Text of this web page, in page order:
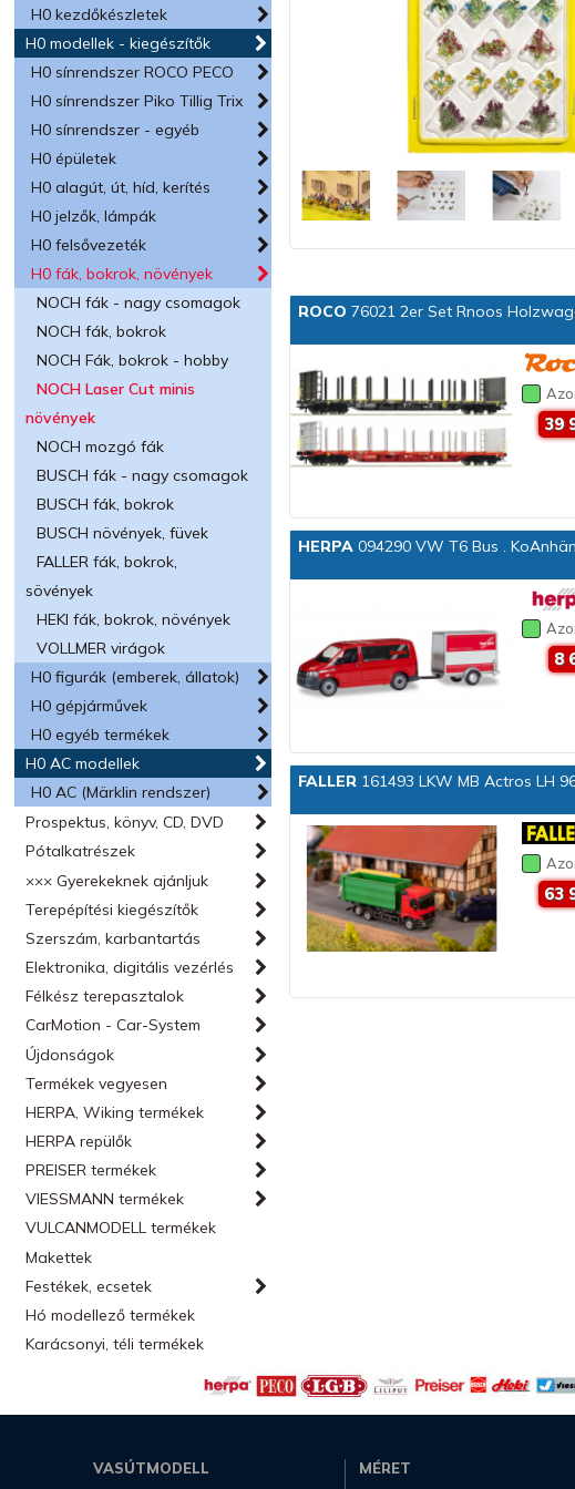
H0 kezdőkészletek
H0 modellek - kiegészítők
H0 sínrendszer ROCO PECO
H0 sínrendszer Piko Tillig Trix
H0 sínrendszer - egyéb
H0 épületek
H0 alagút, út, híd, kerítés
H0 jelzők, lámpák
H0 felsővezeték
H0 fák, bokrok, növények
NOCH fák - nagy csomagok
NOCH fák, bokrok
NOCH Fák, bokrok - hobby
NOCH Laser Cut minis
növények
NOCH mozgó fák
BUSCH fák - nagy csomagok
BUSCH fák, bokrok
BUSCH növények, füvek
FALLER fák, bokrok,
sövények
HEKI fák, bokrok, növények
VOLLMER virágok
H0 figurák (emberek, állatok)
H0 gépjárművek
H0 egyéb termékek
H0 AC modellek
H0 AC (Märklin rendszer)
Prospektus, könyv, CD, DVD
Pótalkatrészek
××× Gyerekeknek ajánljuk
Terepépítési kiegészítők
Szerszám, karbantartás
Elektronika, digitális vezérlés
Félkész terepasztalok
CarMotion - Car-System
Újdonságok
Termékek vegyesen
HERPA, Wiking termékek
HERPA repülők
PREISER termékek
VIESSMANN termékek
VULCANMODELL termékek
Makettek
Festékek, ecsetek
Hó modellező termékek
Karácsonyi, téli termékek
ROCO 76021 2er Set Rnoos
39
HERPA 094290 VW T6 Bus .
8
FALLER 161493 LKW MB Actros LH
63
VASÚTMODELL MÉRET